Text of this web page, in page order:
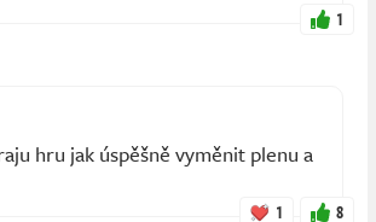
1
hru jak úspěšně vyměnit plenu a
1 8